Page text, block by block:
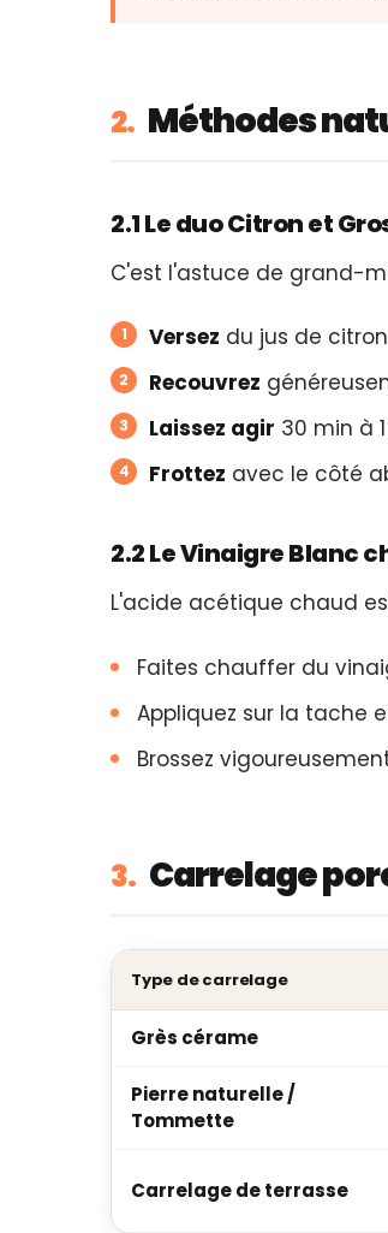
2. Méthodes
2.1 Le duo Citron et
C'est l'astuce de grand-
Versez du jus de
Recouvrez
Laissez agir 30 min à
Frottez avec le côté
2.2 Le Vinaigre Blanc
L'acide acétique chaud
Faites chauffer du
Appliquez sur la tache
Brossez
3. Carrelage
Type de carrelage
Grès cérame
Pierre naturelle /
Tommette
Carrelage de terrasse